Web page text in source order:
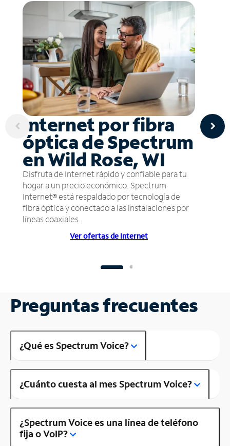
Internet por fibra
óptica de Spectrum
en Wild Rose, WI
Disfruta de Internet rápido y confiable para tu
hogar a un precio económico. Spectrum
Internet® está respaldado por tecnología de
fibra óptica y conectado a las instalaciones por
líneas coaxiales.
Ver ofertas de Internet
Preguntas frecuentes
¿Qué es Spectrum Voice?
¿Cuánto cuesta al mes Spectrum Voice?
¿Spectrum Voice es una línea de teléfono
fija o VoIP?